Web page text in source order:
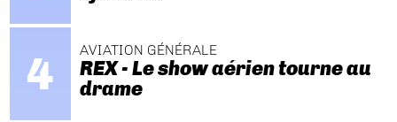
AVIATION GÉNÉRALE
REX - Le show aérien tourne au
drame